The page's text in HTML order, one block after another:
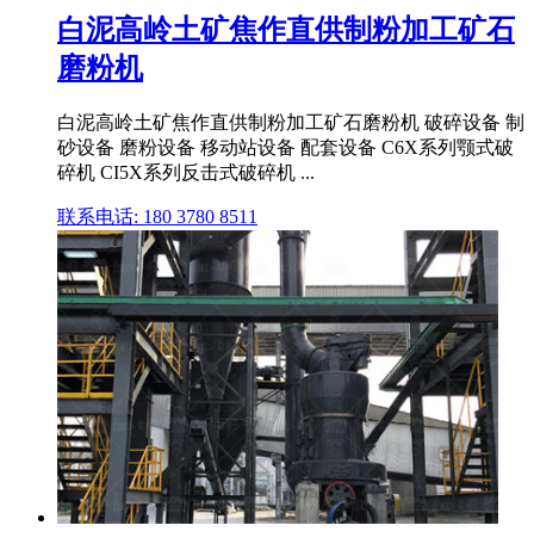
白泥高岭土矿焦作直供制粉加工矿石
磨粉机
白泥高岭土矿焦作直供制粉加工矿石磨粉机 破碎设备 制
砂设备 磨粉设备 移动站设备 配套设备 C6X系列颚式破
碎机 CI5X系列反击式破碎机 ...
联系电话: 180 3780 8511